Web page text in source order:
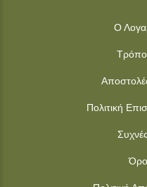
Ο
Πολιτική